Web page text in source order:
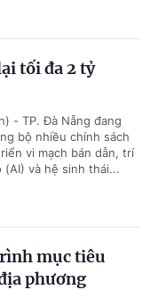
tối đa 2 tỷ
- TP. Đà Nẵng đang
bộ nhiều chính sách
vi mạch bán dẫn, trí
(AI) và hệ sinh thái...
mục tiêu
phương